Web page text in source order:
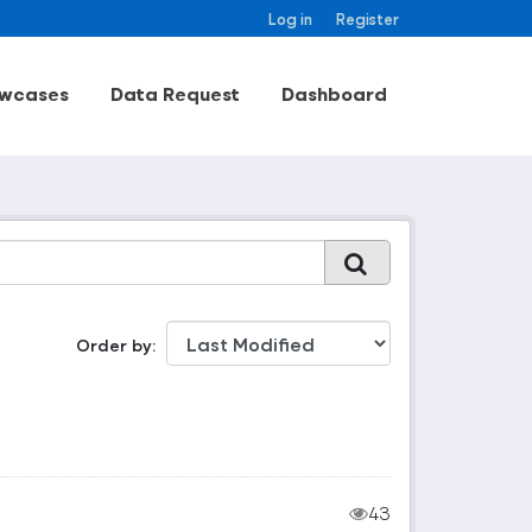
Log in Register
Data Request Dashboard
Order by
43